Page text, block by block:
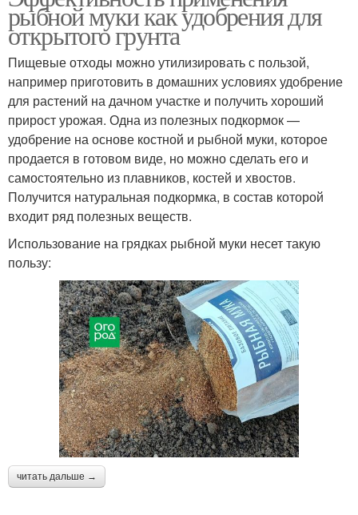
рыбной муки как удобрения для
открытого грунта
Пищевые отходы можно утилизировать с пользой,
например приготовить в домашних условиях удобрение
для растений на дачном участке и получить хороший
прирост урожая. Одна из полезных подкормок —
удобрение на основе костной и рыбной муки, которое
продается в готовом виде, но можно сделать его и
самостоятельно из плавников, костей и хвостов.
Получится натуральная подкормка, в состав которой
входит ряд полезных веществ.
Использование на грядках рыбной муки несет такую
пользу:
читать дальше →